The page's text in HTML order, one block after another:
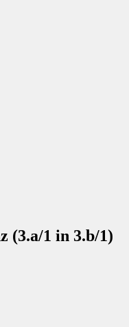
(3.a/1 in 3.b/1)